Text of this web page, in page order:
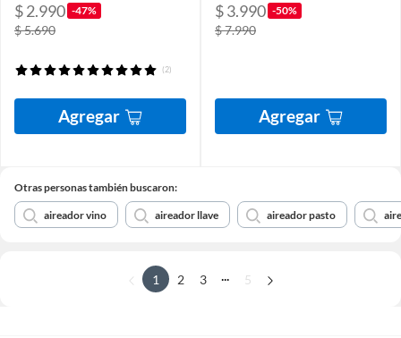
$ 2.990 -47%
$ 5.690
(2)
Agregar
$ 3.990 -50%
$ 7.990
Agregar
Otras personas también buscaron:
aireador vino aireador llave aireador pasto
1 2 3 ... 5